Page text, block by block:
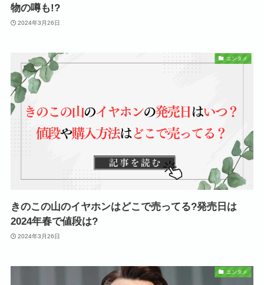
物の噂も!?
2024年3月26日
エンタメ
きのこの山のイヤホンはどこで売ってる?発売日は
2024年春で値段は?
2024年3月26日
エンタメ